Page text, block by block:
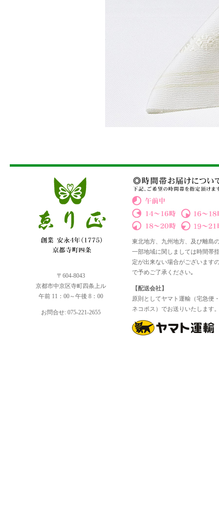
〒604-8043
京都市中京区寺町四条上ル
午前 11：00～午後 8：00
お問合せ: 075-221-2655
東北地方、九州地方、及び離島
一部地域に関しましては時間帯
定が出来ない場合がございます
で予めご了承ください｡
【配送会社】
原則としてヤマト運輸（宅急便
ネコポス）でお送りいたします